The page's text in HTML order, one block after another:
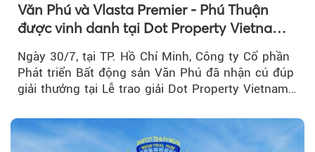
Văn Phú và Vlasta Premier - Phú Thuận
được vinh danh tại Dot Property Vietnam
Real Estate Awards 2026
Ngày 30/7, tại TP. Hồ Chí Minh, Công ty Cổ phần
Phát triển Bất động sản Văn Phú đã nhận cú đúp
giải thưởng tại Lễ trao giải Dot Property Vietnam